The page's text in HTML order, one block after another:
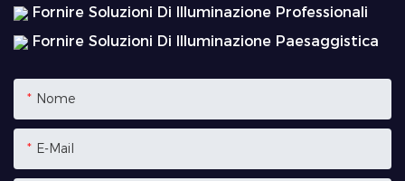
Fornire Soluzioni Di Illuminazione Professionali
Fornire Soluzioni Di Illuminazione Paesaggistica
Nome
E-Mail